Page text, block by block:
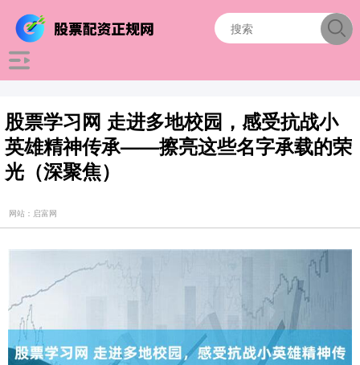
股票学习网 走进多地校园，感受抗战小
英雄精神传承——擦亮这些名字承载的荣
光（深聚焦）
网站：启富网